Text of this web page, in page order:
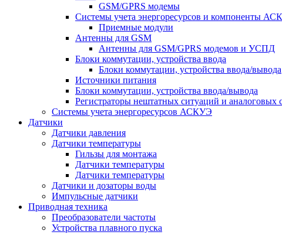
GSM/GPRS модемы
Системы учета энергоресурсов и компоненты
Приемные модули
Антенны для GSM
Антенны для GSM/GPRS модемов и УСПД
Блоки коммутации, устройства ввода
Блоки коммутации, устройства ввода/вывода
Источники питания
Блоки коммутации, устройства ввода/вывода
Регистраторы нештатных ситуаций и аналоговых
Системы учета энергоресурсов АСКУЭ
Датчики
Датчики давления
Датчики температуры
Гильзы для монтажа
Датчики температуры
Датчики температуры
Датчики и дозаторы воды
Импульсные датчики
Приводная техника
Преобразователи частоты
Устройства плавного пуска